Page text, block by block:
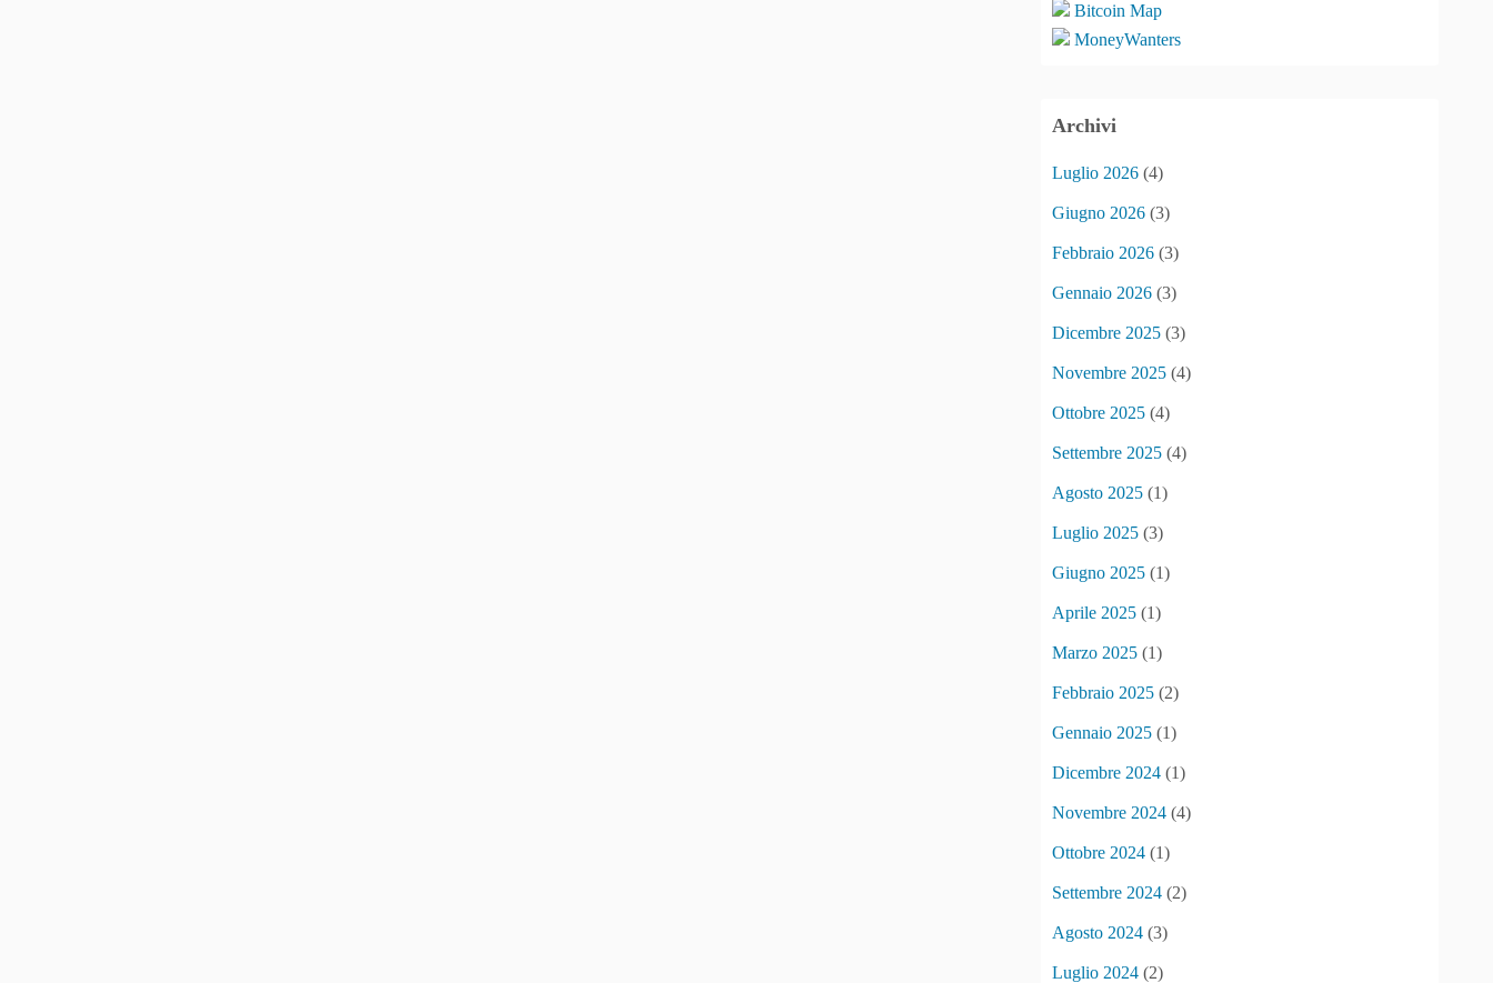
Bitcoin Map
MoneyWanters
Archivi
Luglio 2026 (4)
Giugno 2026 (3)
Febbraio 2026 (3)
Gennaio 2026 (3)
Dicembre 2025 (3)
Novembre 2025 (4)
Ottobre 2025 (4)
Settembre 2025 (4)
Agosto 2025 (1)
Luglio 2025 (3)
Giugno 2025 (1)
Aprile 2025 (1)
Marzo 2025 (1)
Febbraio 2025 (2)
Gennaio 2025 (1)
Dicembre 2024 (1)
Novembre 2024 (4)
Ottobre 2024 (1)
Settembre 2024 (2)
Agosto 2024 (3)
Luglio 2024 (2)